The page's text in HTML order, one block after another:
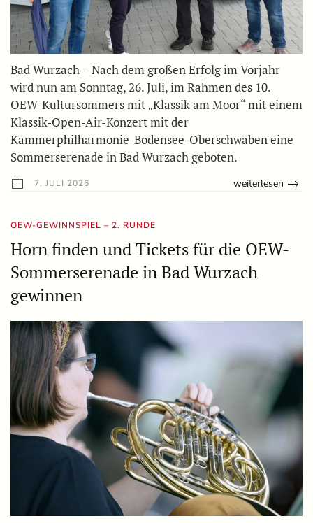
Bad Wurzach – Nach dem großen Erfolg im Vorjahr
wird nun am Sonntag, 26. Juli, im Rahmen des 10.
OEW-Kultursommers mit „Klassik am Moor“ mit einem
Klassik-Open-Air-Konzert mit der
Kammerphilharmonie-Bodensee-Oberschwaben eine
Sommerserenade in Bad Wurzach geboten.
7. JULI 2026 weiterlesen
OEW-GEWINNSPIEL – 2. RUNDE
Horn finden und Tickets für die OEW-
Sommerserenade in Bad Wurzach
gewinnen